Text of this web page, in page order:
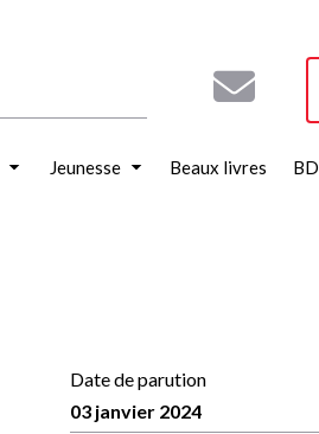
Jeunesse Beaux livres BD
Date de parution
03 janvier 2024